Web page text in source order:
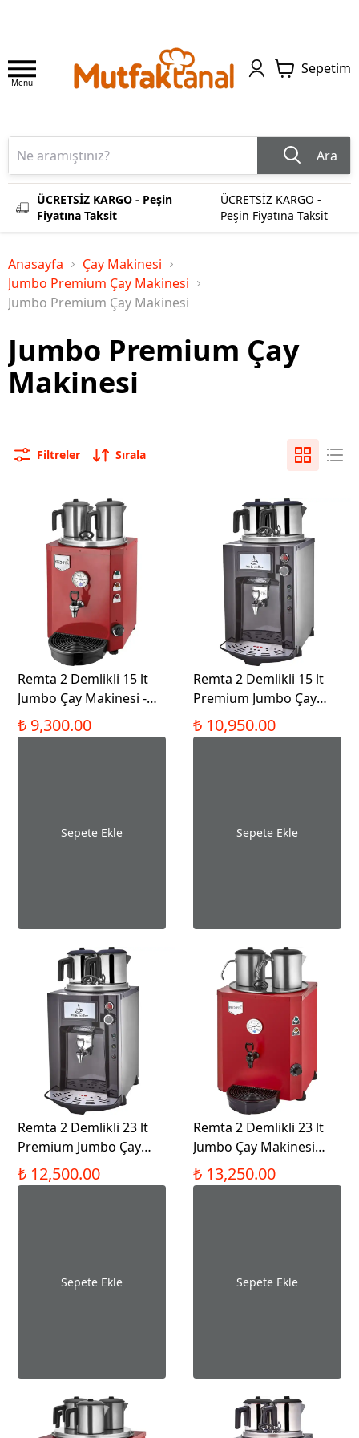
Menu
Sepetim
Ara
ÜCRETSİZ KARGO - Peşin
Fiyatına Taksit
ÜCRETSİZ KARGO -
Peşin Fiyatına Taksit
Anasayfa
Çay Makinesi
Jumbo Premium Çay Makinesi
Jumbo Premium Çay Makinesi
Jumbo Premium Çay
Makinesi
Filtreler Sırala
Remta 2 Demlikli 15 lt
Jumbo Çay Makinesi -
DE12
₺ 9,300.00
Sepete Ekle
Remta 2 Demlikli 15 lt
Premium Jumbo Çay
Makinesi - DE12P
₺ 10,950.00
Sepete Ekle
Remta 2 Demlikli 23 lt
Premium Jumbo Çay
Makinesi - DE11P
₺ 12,500.00
Sepete Ekle
Remta 2 Demlikli 23 lt
Jumbo Çay Makinesi
Şamandıralı - DE11S
₺ 13,250.00
Sepete Ekle